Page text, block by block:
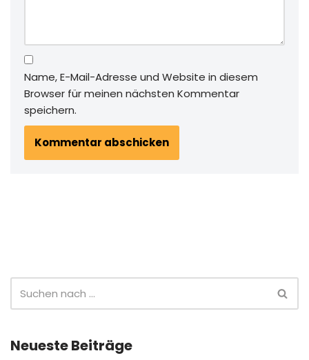
Name, E-Mail-Adresse und Website in diesem
Browser für meinen nächsten Kommentar
speichern.
Neueste Beiträge